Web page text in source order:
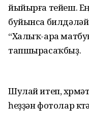
йыйырға тейеш.
буйынса
“Халыҡ-ара
тапшырасаҡбыҙ.
Шулай итеп,
һеҙҙән фотолар